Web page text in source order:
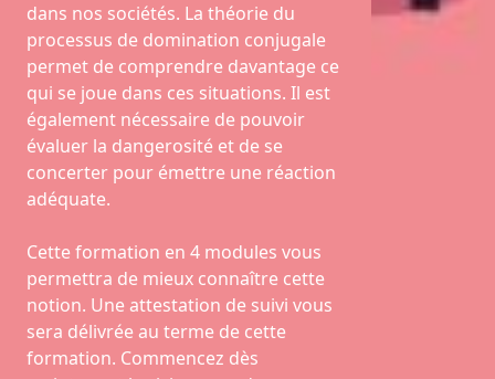
dans nos sociétés. La théorie du
processus de domination conjugale
permet de comprendre davantage ce
qui se joue dans ces situations. Il est
également nécessaire de pouvoir
évaluer la dangerosité et de se
concerter pour émettre une réaction
adéquate.
Cette formation en 4 modules vous
permettra de mieux connaître cette
notion. Une attestation de suivi vous
sera délivrée au terme de cette
formation. Commencez dès